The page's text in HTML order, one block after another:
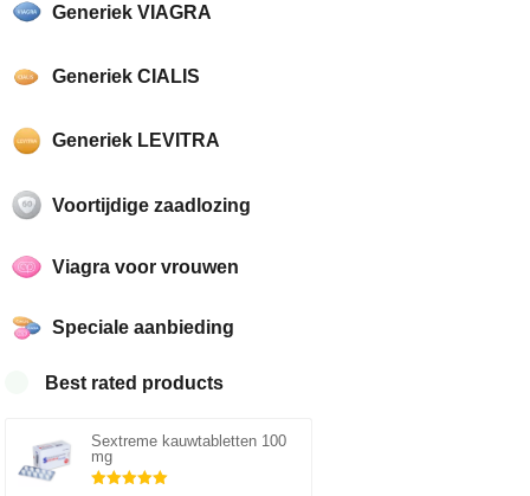
Generiek VIAGRA
Generiek CIALIS
Generiek LEVITRA
Voortijdige zaadlozing
Viagra voor vrouwen
Speciale aanbieding
Best rated products
Sextreme kauwtabletten 100
mg